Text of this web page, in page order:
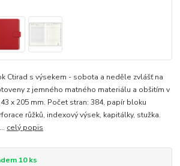
Ctirad s výsekem - sobota a neděle zvlášť na
z jemného matného materiálu a obšitím v
x 205 mm. Počet stran: 384, papír bloku
růžků, indexový výsek, kapitálky, stužka.
celý popis
10 ks